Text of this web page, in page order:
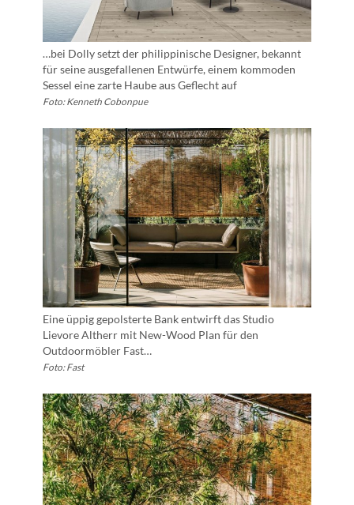
…bei Dolly setzt der philippinische Designer, bekannt
für seine ausgefallenen Entwürfe, einem kommoden
Sessel eine zarte Haube aus Geflecht auf
Foto: Kenneth Cobonpue
Eine üppig gepolsterte Bank entwirft das Studio
Lievore Altherr mit New-Wood Plan für den
Outdoormöbler Fast…
Foto: Fast